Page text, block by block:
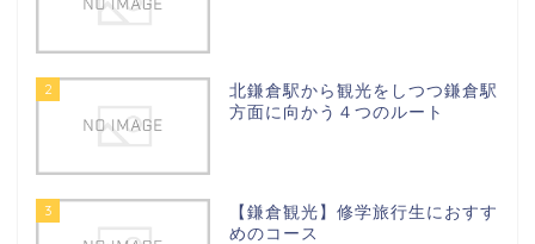
2
北鎌倉駅から観光をしつつ鎌倉駅
方面に向かう４つのルート
3
【鎌倉観光】修学旅行生におすす
めのコース